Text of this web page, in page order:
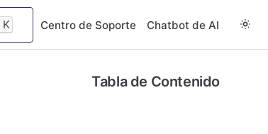
K Centro de Soporte Chatbot de AI
Tabla de Contenido